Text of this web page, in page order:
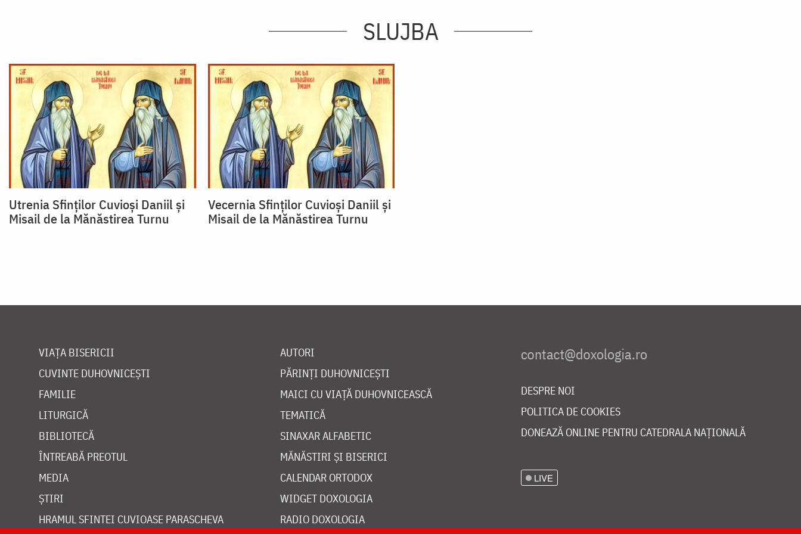
SLUJBA
Utrenia Sfinţilor Cuvioşi Daniil şi
Misail de la Mănăstirea Turnu
Vecernia Sfinţilor Cuvioşi Daniil şi
Misail de la Mănăstirea Turnu
VIAȚA BISERICII
CUVINTE DUHOVNICEȘTI
FAMILIE
LITURGICĂ
BIBLIOTECĂ
ÎNTREABĂ PREOTUL
MEDIA
ȘTIRI
HRAMUL SFINTEI CUVIOASE PARASCHEVA
AUTORI
PĂRINȚI DUHOVNICEȘTI
MAICI CU VIAȚĂ DUHOVNICEASCĂ
TEMATICĂ
SINAXAR ALFABETIC
MĂNĂSTIRI ȘI BISERICI
CALENDAR ORTODOX
WIDGET DOXOLOGIA
RADIO DOXOLOGIA
DESPRE NOI
POLITICA DE COOKIES
DONEAZĂ ONLINE PENTRU CATEDRALA NAȚIONALĂ
LIVE